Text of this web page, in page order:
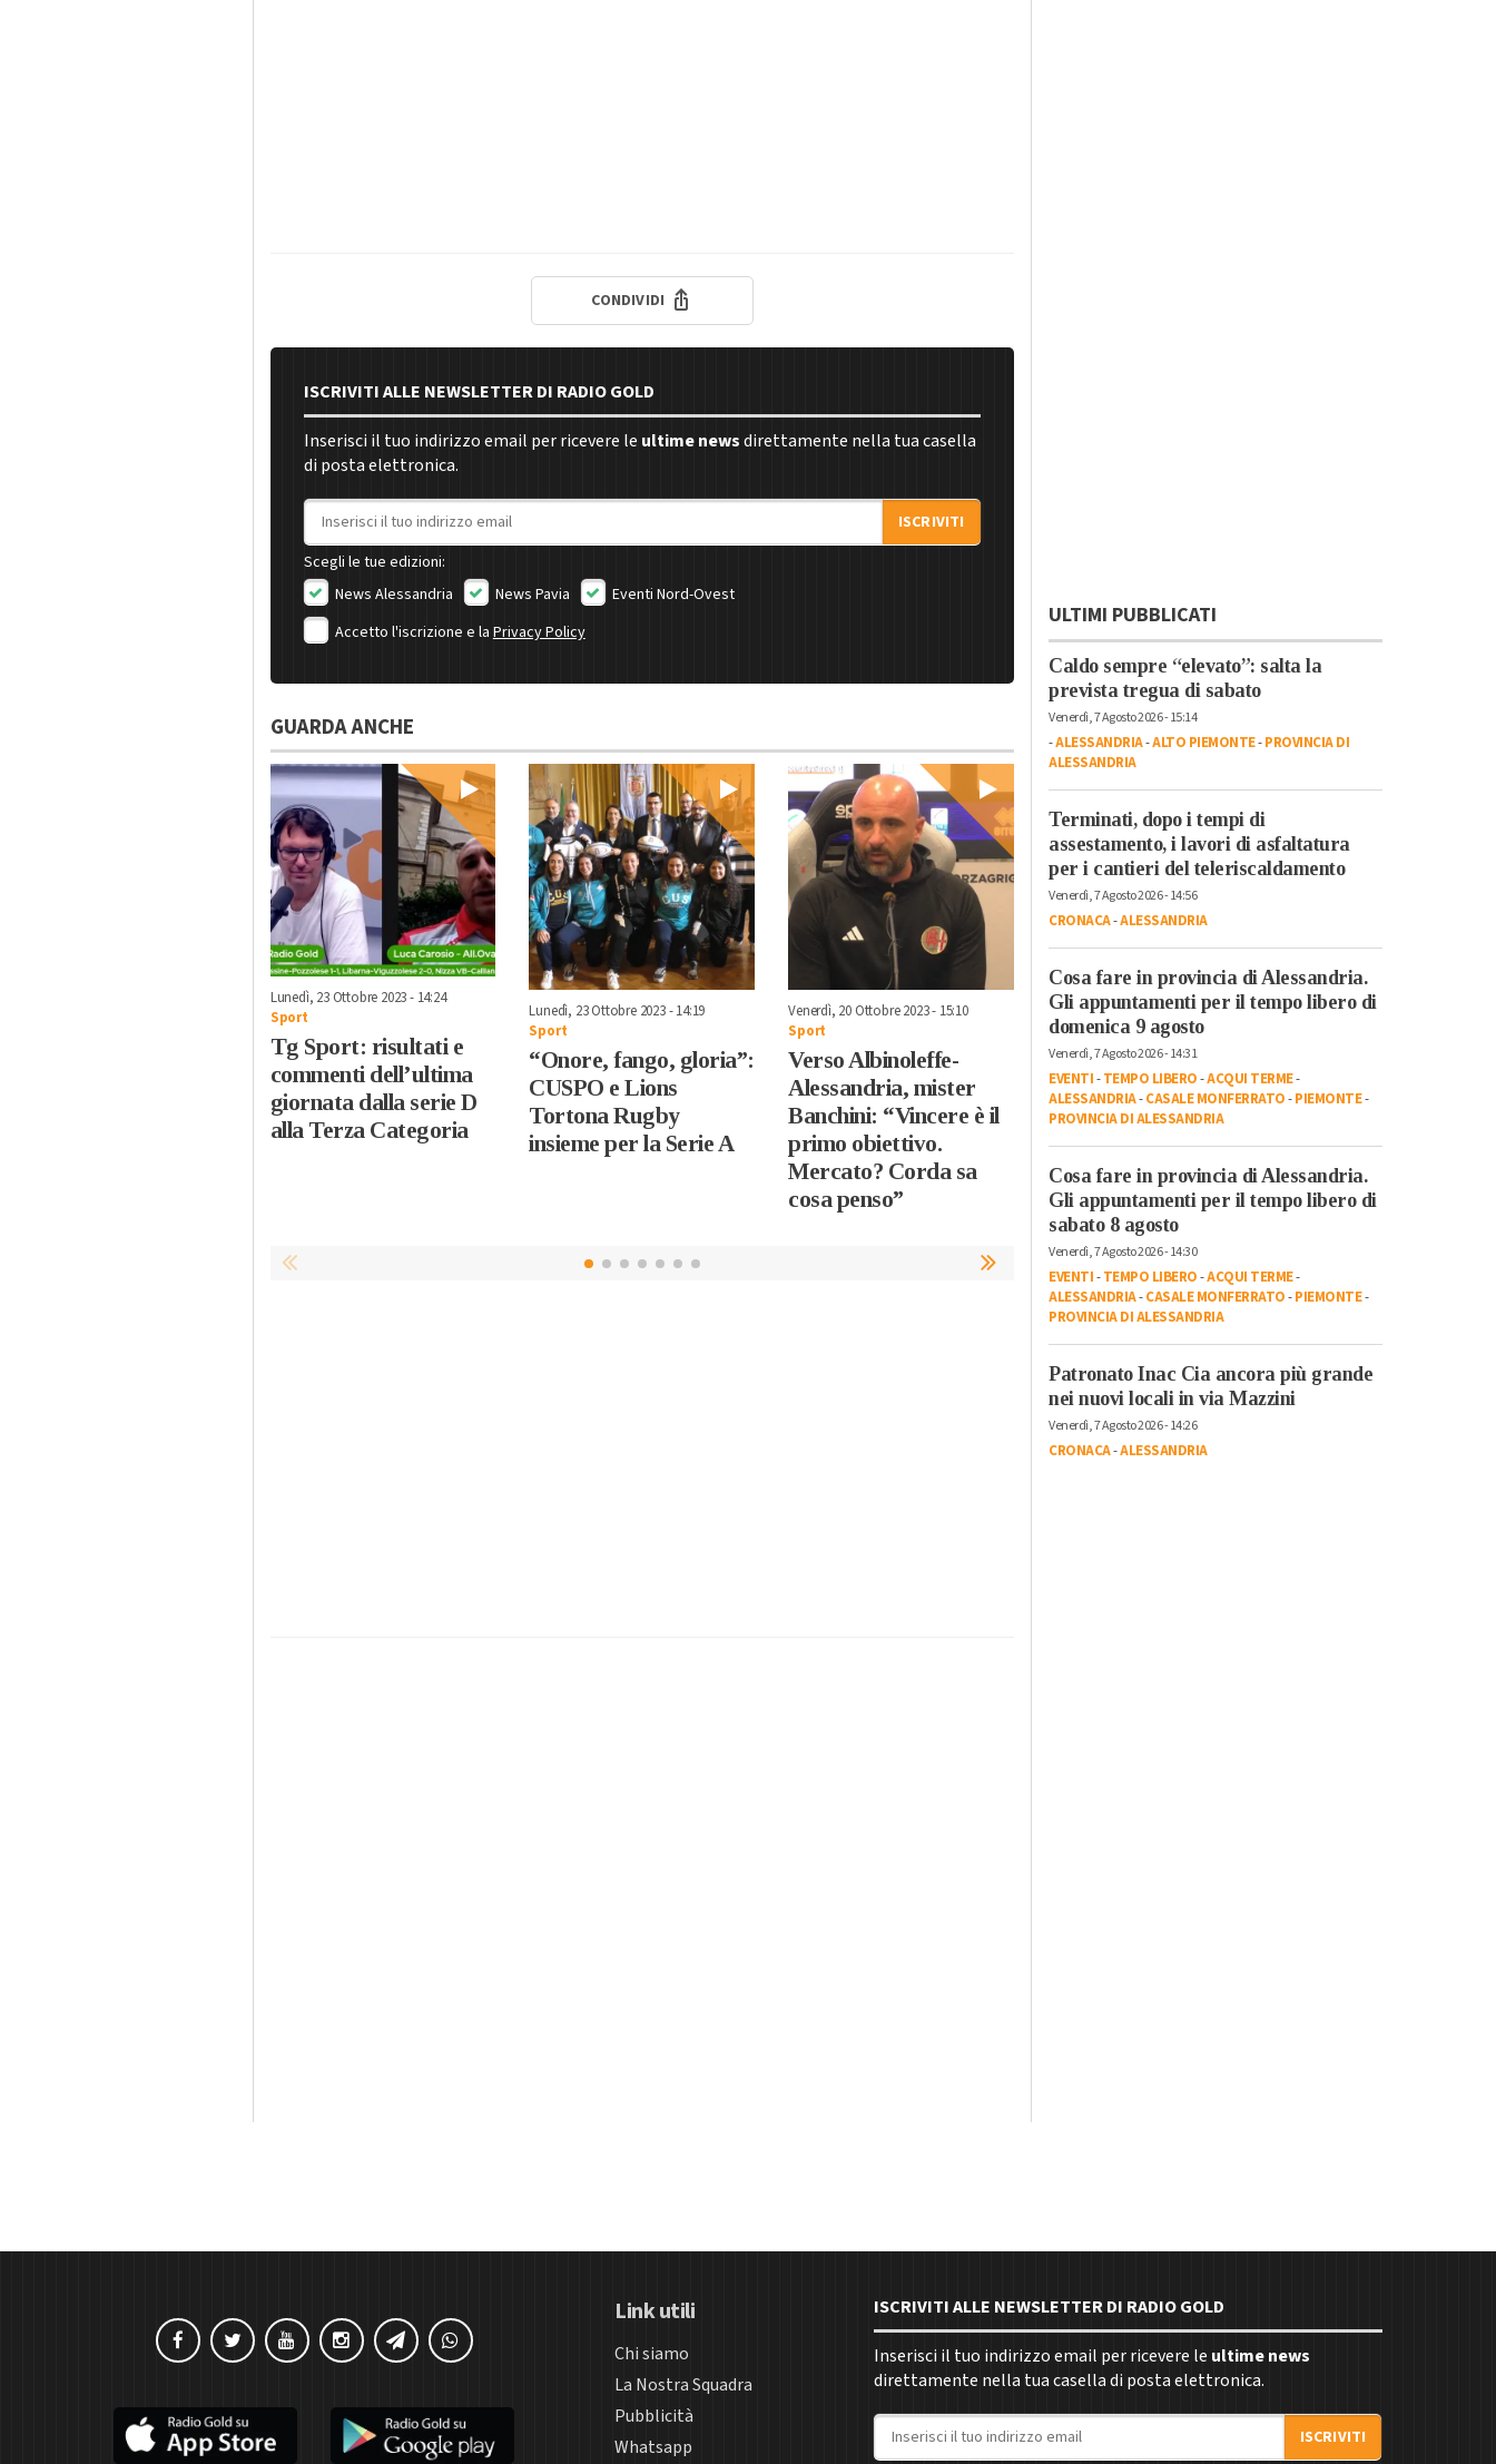
CONDIVIDI
ISCRIVITI ALLE NEWSLETTER DI RADIO GOLD
Inserisci il tuo indirizzo email per ricevere le ultime newsdirettamente nella tua casella
di posta elettronica.
Indirizzo email
ISCRIVITI
Scegli le tue edizioni:
News Alessandria
News Pavia
Eventi Nord-Ovest
Accetto l'iscrizione e laPrivacy Policy
GUARDA ANCHE
Lunedì, 23 Ottobre 2023 - 14:24
Sport
Tg Sport: risultati e
commenti dell’ultima
giornata dalla serie D
alla Terza Categoria
Lunedì, 23 Ottobre 2023 - 14:19
Sport
“Onore, fango, gloria”:
CUSPO e Lions
Tortona Rugby
insieme per la Serie A
Venerdì, 20 Ottobre 2023 - 15:10
Sport
Verso Albinoleffe-
Alessandria, mister
Banchini: “Vincere è il
primo obiettivo.
Mercato? Corda sa
cosa penso”
Venerdì, 20 Ottobre 2023 - 13:11
Sport
Alessandria Calcio,
presidente Benedetto:
“Contro l’Albinoleffe
deve essere la gara
della ripartenza”
Giovedì, 19 Ottobre 2023 - 05:10
Coppa del Mondo
Rexhepi: “Che
emozione cantare
l’inno di Mameli”
ULTIMI PUBBLICATI
Caldo sempre “elevato”: salta la
prevista tregua di sabato
Venerdì, 7 Agosto 2026 - 15:14
-ALESSANDRIA-ALTO PIEMONTE-PROVINCIA DI
ALESSANDRIA
Terminati, dopo i tempi di
assestamento, i lavori di asfaltatura
per i cantieri del teleriscaldamento
Venerdì, 7 Agosto 2026 - 14:56
CRONACA-ALESSANDRIA
Cosa fare in provincia di Alessandria.
Gli appuntamenti per il tempo libero di
domenica 9 agosto
Venerdì, 7 Agosto 2026 - 14:31
EVENTI-TEMPO LIBERO-ACQUI TERME-
ALESSANDRIA-CASALE MONFERRATO-PIEMONTE-
PROVINCIA DI ALESSANDRIA
Cosa fare in provincia di Alessandria.
Gli appuntamenti per il tempo libero di
sabato 8 agosto
Venerdì, 7 Agosto 2026 - 14:30
EVENTI-TEMPO LIBERO-ACQUI TERME-
ALESSANDRIA-CASALE MONFERRATO-PIEMONTE-
PROVINCIA DI ALESSANDRIA
Patronato Inac Cia ancora più grande
nei nuovi locali in via Mazzini
Venerdì, 7 Agosto 2026 - 14:26
CRONACA-ALESSANDRIA
Link utili
Chi siamo
La Nostra Squadra
Pubblicità
Whatsapp
ISCRIVITI ALLE NEWSLETTER DI RADIO GOLD
Inserisci il tuo indirizzo email per ricevere le ultime news
direttamente nella tua casella di posta elettronica.
Indirizzo email
ISCRIVITI